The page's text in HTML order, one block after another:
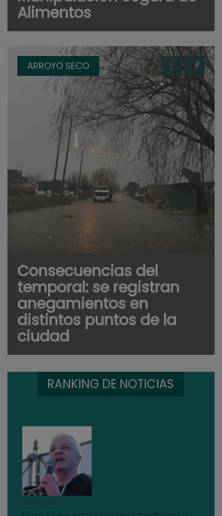
Alimentos
ARROYO SECO
Consecuencias del
temporal: se registran
anegamientos en
distintos puntos de la
ciudad
RANKING DE NOTICIAS
03/08/2026